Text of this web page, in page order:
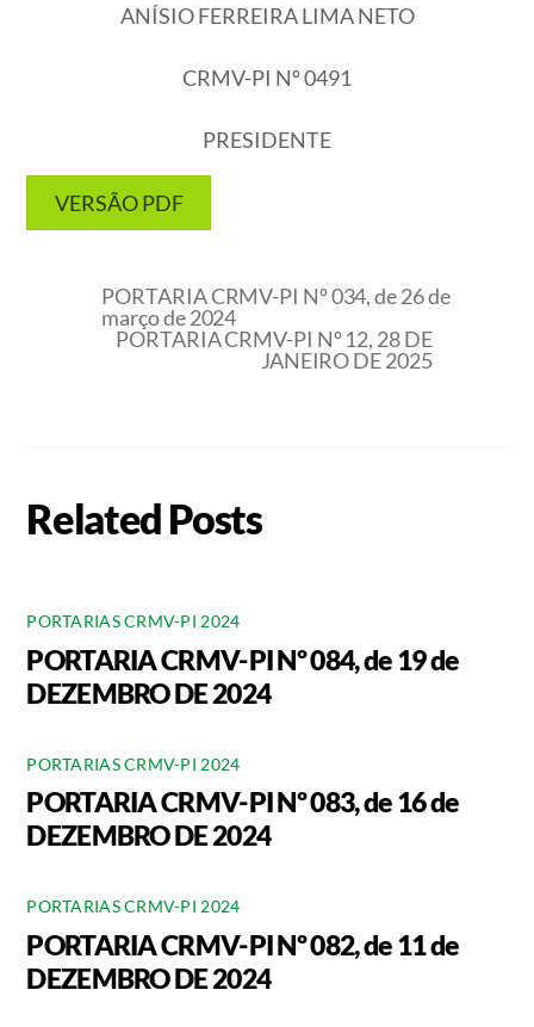
ANÍSIO FERREIRA LIMA NETO
CRMV-PI Nº 0491
PRESIDENTE
VERSÃO PDF
PORTARIA CRMV-PI Nº 034, de 26 de
março de 2024
PORTARIA CRMV-PI Nº 12, 28 DE
JANEIRO DE 2025
Related Posts
PORTARIAS CRMV-PI 2024
PORTARIA CRMV-PI Nº 084, de 19 de
DEZEMBRO DE 2024
PORTARIAS CRMV-PI 2024
PORTARIA CRMV-PI Nº 083, de 16 de
DEZEMBRO DE 2024
PORTARIAS CRMV-PI 2024
PORTARIA CRMV-PI Nº 082, de 11 de
DEZEMBRO DE 2024